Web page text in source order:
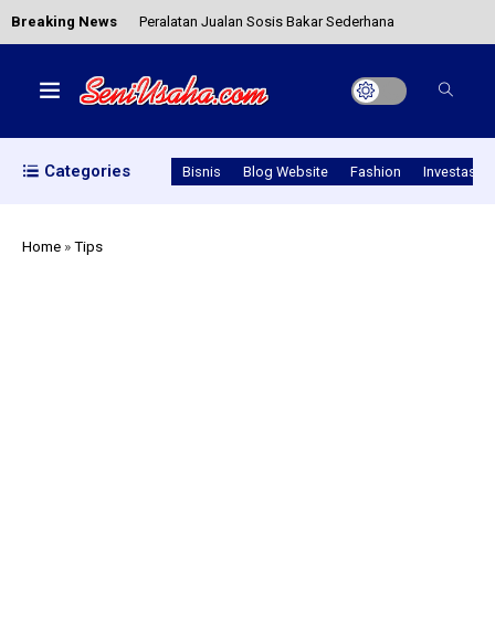
Breaking News Peralatan Jualan Sosis Bakar Sederhana
Mengulik Keuntungan Budi Daya Jamur Tiram
Categories Bisnis Blog Website Fashion Investasi
Home »Tips